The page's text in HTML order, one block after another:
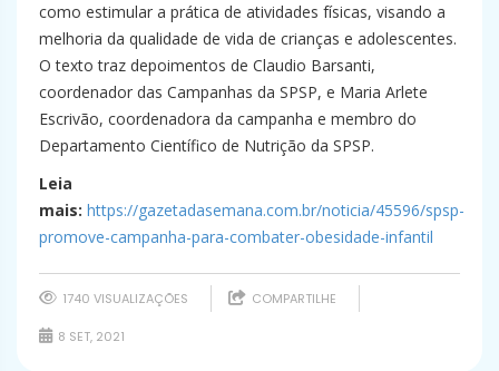
como estimular a prática de atividades físicas, visando a
melhoria da qualidade de vida de crianças e adolescentes.
O texto traz depoimentos de Claudio Barsanti,
coordenador das Campanhas da SPSP, e Maria Arlete
Escrivão, coordenadora da campanha e membro do
Departamento Científico de Nutrição da SPSP.
Leia
mais: https://gazetadasemana.com.br/noticia/45596/spsp-
promove-campanha-para-combater-obesidade-infantil
1740 VISUALIZAÇÕES COMPARTILHE
8 SET, 2021